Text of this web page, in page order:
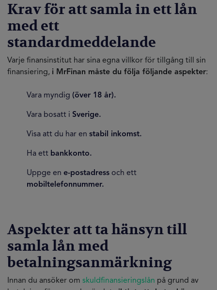
Krav för att samla in ett lån
med ett
standardmeddelande
Varje finansinstitut har sina egna villkor för tillgång till sin
finansiering, i MrFinan måste du följa följande aspekter:
Vara myndig (över 18 år).
Vara bosatt i Sverige.
Visa att du har en stabil inkomst.
Ha ett bankkonto.
Uppge en e-postadress och ett
mobiltelefonnummer.
Aspekter att ta hänsyn till
samla lån med
betalningsanmärkning
Innan du ansöker om skuldfinansieringslån på grund av